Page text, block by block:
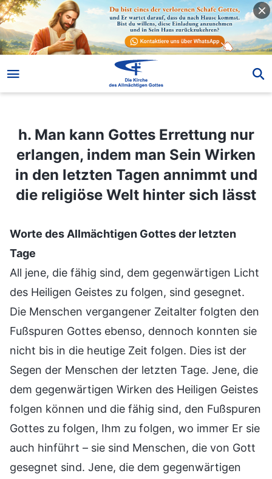
h. Man kann Gottes Errettung nur
erlangen, indem man Sein Wirken
in den letzten Tagen annimmt und
die religiöse Welt hinter sich lässt
Worte des Allmächtigen Gottes der letzten
Tage
All jene, die fähig sind, dem gegenwärtigen Licht
des Heiligen Geistes zu folgen, sind gesegnet.
Die Menschen vergangener Zeitalter folgten den
Fußspuren Gottes ebenso, dennoch konnten sie
nicht bis in die heutige Zeit folgen. Dies ist der
Segen der Menschen der letzten Tage. Jene, die
dem gegenwärtigen Wirken des Heiligen Geistes
folgen können und die fähig sind, den Fußspuren
Gottes zu folgen, Ihm zu folgen, wo immer Er sie
auch hinführt – sie sind Menschen, die von Gott
gesegnet sind. Jene, die dem gegenwärtigen